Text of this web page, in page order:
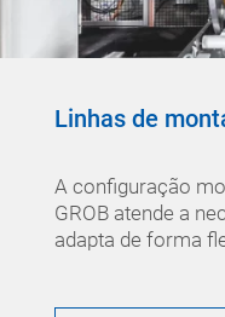
Linhas de
A configuração
GROB atende a
adapta de forma